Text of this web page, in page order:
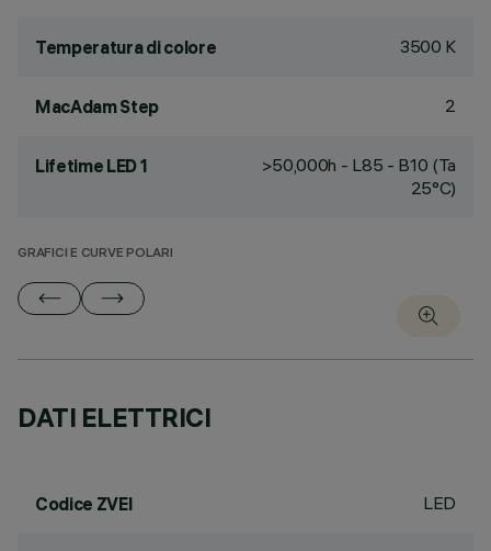
Temperatura di colore 3500 K
MacAdam Step 2
Lifetime LED 1
>50,000h - L85 - B10 (Ta
25°C)
GRAFICI E CURVE POLARI
DATI ELETTRICI
Codice ZVEI LED